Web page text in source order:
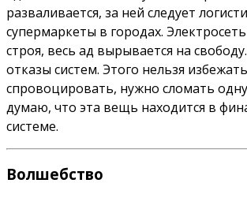
разваливается, за ней следует
супермаркеты в городах.
строя, весь ад вырывается на
отказы систем. Этого нельзя
спровоцировать, нужно сломать
думаю, что эта вещь находится в
системе.
Волшебство